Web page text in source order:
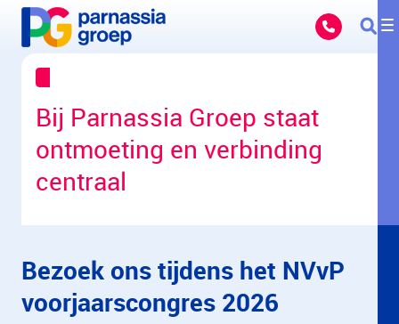
Overslaan en naar hoofdinhoud gaan
Bij Parnassia Groep staat
ontmoeting en verbinding
centraal
Bezoek ons tijdens het NVvP
voorjaarscongres 2026